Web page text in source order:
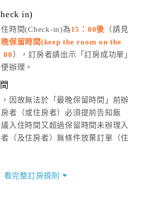
異動，皆為次日計算及辦理。
～晚上6:00
in)
時間(Check-in)為15：00後 （請見
保留時間(keep the room on the
00 ），訂房者請出示「訂房成功單」
辦理。
因故無法於「最晚保留時間」前辦
者（或住房者）必須提前告知飯
入住時間又超過保留時間未辦理入
（及住房者）無條件放棄訂單（住
看完整訂房規則